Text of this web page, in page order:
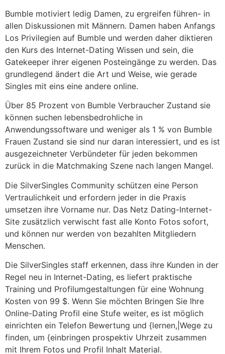
Bumble motiviert ledig Damen, zu ergreifen führen- in
allen Diskussionen mit Männern. Damen haben Anfangs
Los Privilegien auf Bumble und werden daher diktieren
den Kurs des Internet-Dating Wissen und sein, die
Gatekeeper ihrer eigenen Posteingänge zu werden. Das
grundlegend ändert die Art und Weise, wie gerade
Singles mit eins eine andere online.
Über 85 Prozent von Bumble Verbraucher Zustand sie
können suchen lebensbedrohliche in
Anwendungssoftware und weniger als 1 % von Bumble
Frauen Zustand sie sind nur daran interessiert, und es ist
ausgezeichneter Verbündeter für jeden bekommen
zurück in die Matchmaking Szene nach langen Mangel.
Die SilverSingles Community schützen eine Person
Vertraulichkeit und erfordern jeder in die Praxis
umsetzen ihre Vorname nur. Das Netz Dating-Internet-
Site zusätzlich verwischt fast alle Konto Fotos sofort,
und können nur werden von bezahlten Mitgliedern
Menschen.
Die SilverSingles staff erkennen, dass ihre Kunden in der
Regel neu in Internet-Dating, es liefert praktische
Training und Profilumgestaltungen für eine Wohnung
Kosten von 99 $. Wenn Sie möchten Bringen Sie Ihre
Online-Dating Profil eine Stufe weiter, es ist möglich
einrichten ein Telefon Bewertung und {lernen,|Wege zu
finden, um {einbringen prospektiv Uhrzeit zusammen
mit Ihrem Fotos und Profil Inhalt Material.